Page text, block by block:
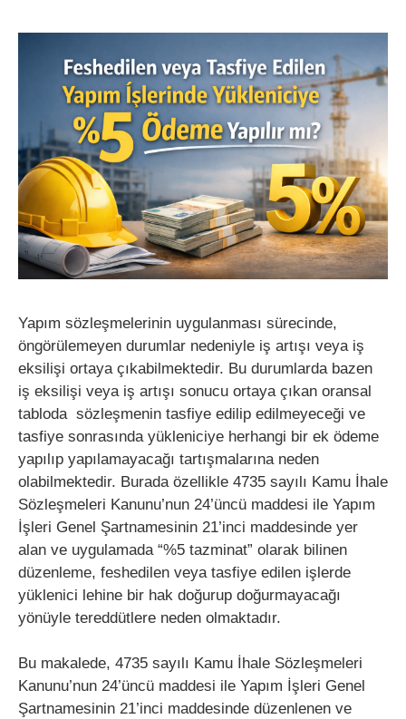
Yapım sözleşmelerinin uygulanması sürecinde,
öngörülemeyen durumlar nedeniyle iş artışı veya iş
eksilişi ortaya çıkabilmektedir. Bu durumlarda bazen
iş eksilişi veya iş artışı sonucu ortaya çıkan oransal
tabloda sözleşmenin tasfiye edilip edilmeyeceği ve
tasfiye sonrasında yükleniciye herhangi bir ek ödeme
yapılıp yapılamayacağı tartışmalarına neden
olabilmektedir. Burada özellikle 4735 sayılı Kamu İhale
Sözleşmeleri Kanunu’nun 24’üncü maddesi ile Yapım
İşleri Genel Şartnamesinin 21’inci maddesinde yer
alan ve uygulamada “%5 tazminat” olarak bilinen
düzenleme, feshedilen veya tasfiye edilen işlerde
yüklenici lehine bir hak doğurup doğurmayacağı
yönüyle tereddütlere neden olmaktadır.
Bu makalede, 4735 sayılı Kamu İhale Sözleşmeleri
Kanunu’nun 24’üncü maddesi ile Yapım İşleri Genel
Şartnamesinin 21’inci maddesinde düzenlenen ve